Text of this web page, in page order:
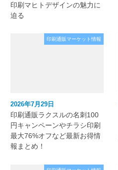
印刷マヒトデザインの魅力に
迫る
印刷通販マーケット情報
2026年7月29日
印刷通販ラクスルの名刺100
円キャンペーンやチラシ印刷
最大76%オフなど最新お得情
報まとめ！